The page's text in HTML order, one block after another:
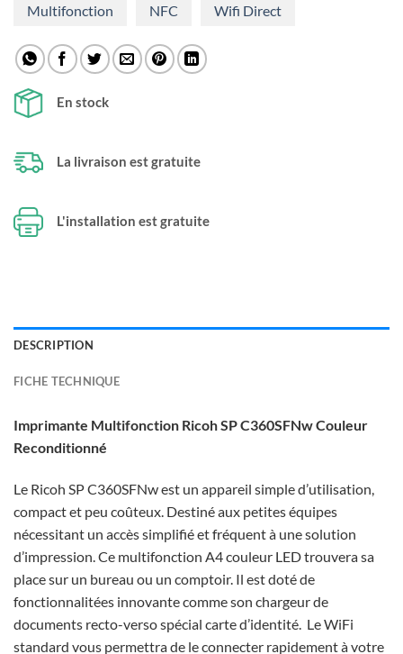
Multifonction NFC Wifi Direct
En stock
La livraison est gratuite
L'installation est gratuite
DESCRIPTION
FICHE TECHNIQUE
Imprimante Multifonction Ricoh SP C360SFNw Couleur
Reconditionné
Le Ricoh SP C360SFNw est un appareil simple d’utilisation,
compact et peu coûteux. Destiné aux petites équipes
nécessitant un accès simplifié et fréquent à une solution
d’impression. Ce multifonction A4 couleur LED trouvera sa
place sur un bureau ou un comptoir. Il est doté de
fonctionnalitées innovante comme son chargeur de
documents recto-verso spécial carte d’identité. Le WiFi
standard vous permettra de le connecter rapidement à votre